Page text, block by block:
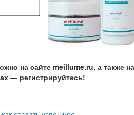
на сайте meillume.ru, а также на
— регистрируйтесь!